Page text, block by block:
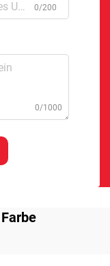
0/200
0/1000